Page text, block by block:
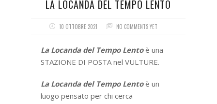
LA LOCANDA DEL TEMPO LENTO
10 OTTOBRE 2021 NO COMMENTS YET
La Locanda del Tempo Lentoè una
STAZIONE DI POSTA nel VULTURE.
La Locanda del Tempo Lentoè un
luogo pensato per chi cerca